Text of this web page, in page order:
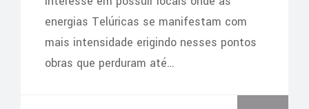
energias Telúricas se manifestam com
mais intensidade erigindo nesses pontos
obras que perduram até…